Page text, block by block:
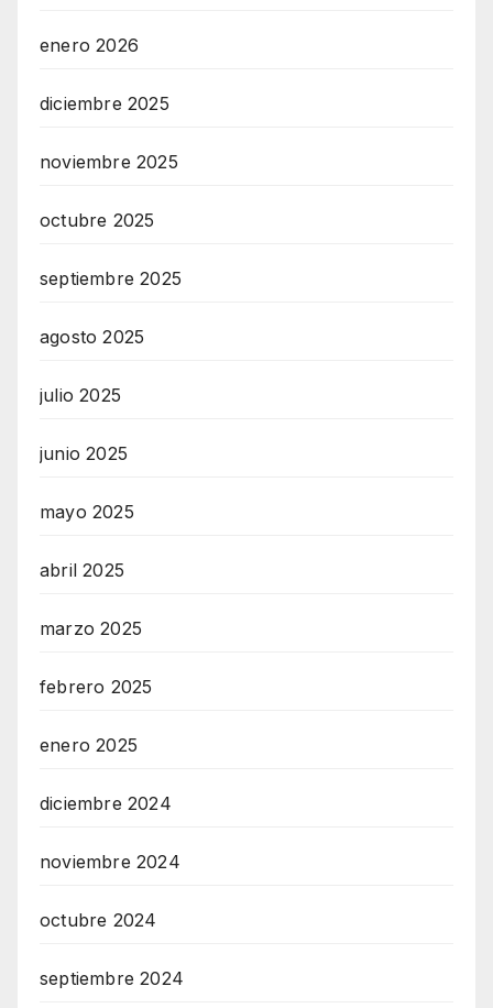
enero 2026
diciembre 2025
noviembre 2025
octubre 2025
septiembre 2025
agosto 2025
julio 2025
junio 2025
mayo 2025
abril 2025
marzo 2025
febrero 2025
enero 2025
diciembre 2024
noviembre 2024
octubre 2024
septiembre 2024